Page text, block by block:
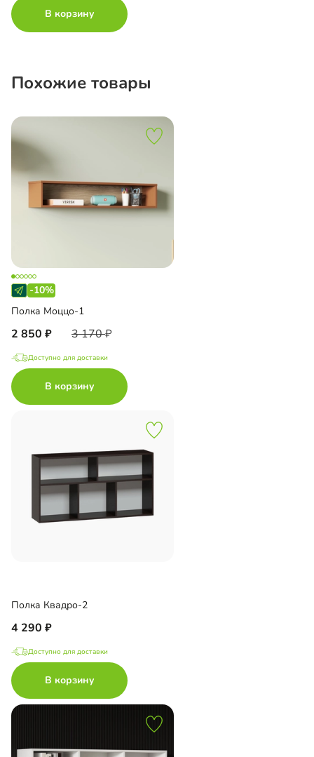
В корзину
Похожие товары
-10%
Полка Моццо-1
2 850 3 170
Доступно для доставки
В корзину
Полка Квадро-2
4 290
Доступно для доставки
В корзину